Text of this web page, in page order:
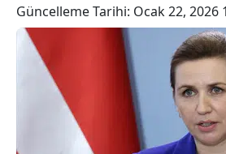
Güncelleme Tarihi: Ocak 22, 2026